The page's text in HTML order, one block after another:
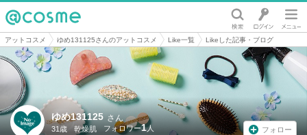
@cosme
アットコスメ ゆめ131125さんのアットコスメ Like一覧 Likeした記事・ブログ
ゆめ131125 さん
31歳 乾燥肌 1 フォロー